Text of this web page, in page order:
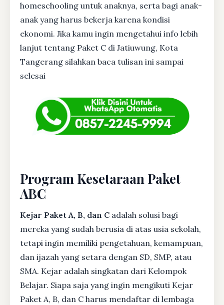
homeschooling untuk anaknya, serta bagi anak-
anak yang harus bekerja karena kondisi
ekonomi. Jika kamu ingin mengetahui info lebih
lanjut tentang Paket C di Jatiuwung, Kota
Tangerang silahkan baca tulisan ini sampai
selesai
Program Kesetaraan Paket
ABC
Kejar Paket A, B, dan C adalah solusi bagi
mereka yang sudah berusia di atas usia sekolah,
tetapi ingin memiliki pengetahuan, kemampuan,
dan ijazah yang setara dengan SD, SMP, atau
SMA. Kejar adalah singkatan dari Kelompok
Belajar. Siapa saja yang ingin mengikuti Kejar
Paket A, B, dan C harus mendaftar di lembaga